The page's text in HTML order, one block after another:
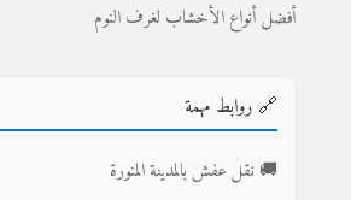
أفضل أنواع الأخشاب لغرف النوم
🔗 روابط مهمة
🚚 نقل عفش بالمدينة المنورة